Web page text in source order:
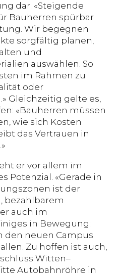
dar. «Steigende
Bauherren spürbar
Wir begegnen
sorgfältig planen,
und
auswählen. So
im Rahmen zu
oder
Gleichzeitig gelte es,
«Bauherren müssen
wie sich Kosten
das Vertrauen in
er vor allem im
Potenzial. «Gerade in
ist der
bezahlbarem
auch im
in Bewegung:
den neuen Campus
Zu hoffen ist auch,
Witten–
Autobahnröhre in